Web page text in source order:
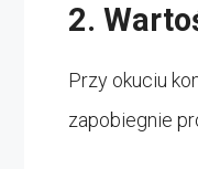
2.
Przy okuciu
zapobiegnie